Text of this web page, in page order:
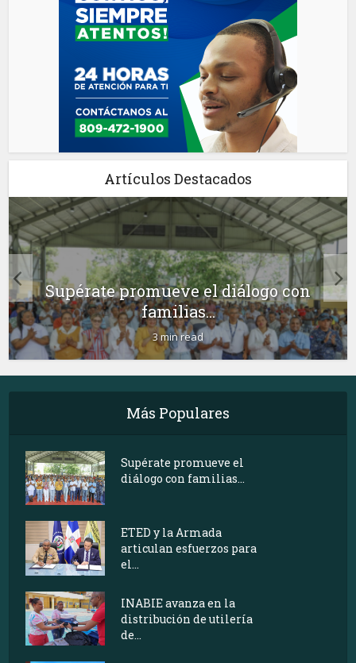
Artículos Destacados
Supérate promueve el diálogo con
familias...
3 min read
Más Populares
Supérate promueve el
diálogo con familias...
ETED y la Armada
articulan esfuerzos para
el...
INABIE avanza en la
distribución de utilería
de...